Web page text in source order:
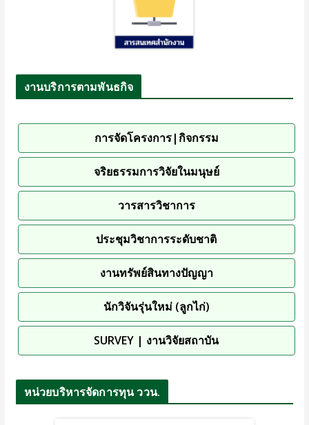
งานบริการตามพันธกิจ
การจัดโครงการ|กิจกรรม
จริยธรรมการวิจัยในมนุษย์
วารสารวิชาการ
ประชุมวิชาการระดับชาติ
งานทรัพย์สินทางปัญญา
นักวิจันรุ่นใหม่ (ลูกไก่)
SURVEY | งานวิจัยสถาบัน
หน่วยบริหารจัดการทุน ววน.